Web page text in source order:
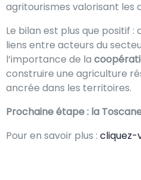
agritourismes valorisant les
Le bilan est plus que positif
liens entre acteurs du
l’importance de la
construire une agriculture
ancrée dans les territoires.
Prochaine étape : la
Pour en savoir plus : cliquez-